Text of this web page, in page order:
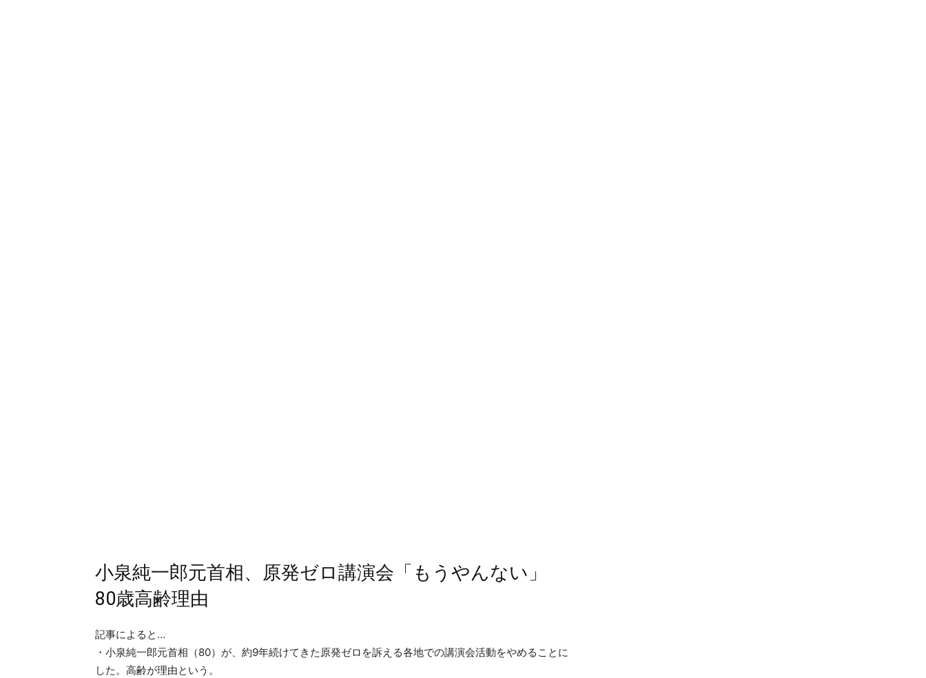
小泉純一郎元首相、原発ゼロ講演会「もうやんない」
80歳高齢理由
記事によると…
・小泉純一郎元首相（80）が、約9年続けてきた原発ゼロを訴える各地での講演会活動をやめることに
した。高齢が理由という。